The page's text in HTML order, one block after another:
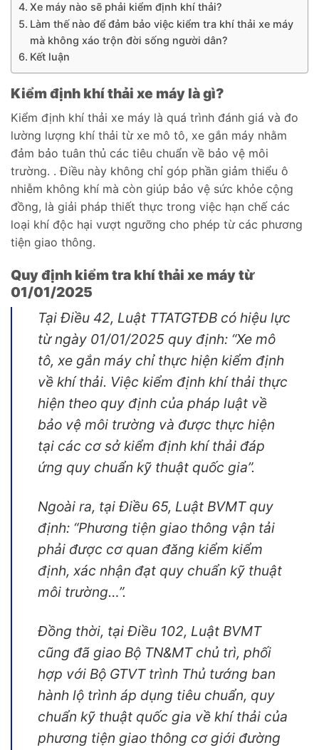
Xe máy nào sẽ phải kiểm định khí thải?
Làm thế nào để đảm bảo việc kiểm tra khí thải xe máy
mà không xáo trộn đời sống người dân?
Kết luận
Kiểm định khí thải xe máy là gì?
Kiểm định khí thải xe máy là quá trình đánh giá và đo
lường lượng khí thải từ xe mô tô, xe gắn máy nhằm
đảm bảo tuân thủ các tiêu chuẩn về bảo vệ môi
trường. . Điều này không chỉ góp phần giảm thiểu ô
nhiễm không khí mà còn giúp bảo vệ sức khỏe cộng
đồng, là giải pháp thiết thực trong việc hạn chế các
loại khí độc hại vượt ngưỡng cho phép từ các phương
tiện giao thông.
Quy định kiểm tra khí thải xe máy từ
01/01/2025
Tại Điều 42, Luật TTATGTĐB có hiệu lực
từ ngày 01/01/2025 quy định: “Xe mô
tô, xe gắn máy chỉ thực hiện kiểm định
về khí thải. Việc kiểm định khí thải thực
hiện theo quy định của pháp luật về
bảo vệ môi trường và được thực hiện
tại các cơ sở kiểm định khí thải đáp
ứng quy chuẩn kỹ thuật quốc gia”.
Ngoài ra, tại Điều 65, Luật BVMT quy
định: “Phương tiện giao thông vận tải
phải được cơ quan đăng kiểm kiểm
định, xác nhận đạt quy chuẩn kỹ thuật
môi trường…”.
Đồng thời, tại Điều 102, Luật BVMT
cũng đã giao Bộ TN&MT chủ trì, phối
hợp với Bộ GTVT trình Thủ tướng ban
hành lộ trình áp dụng tiêu chuẩn, quy
chuẩn kỹ thuật quốc gia về khí thải của
phương tiện giao thông cơ giới đường